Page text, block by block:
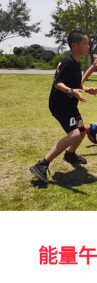
能量午